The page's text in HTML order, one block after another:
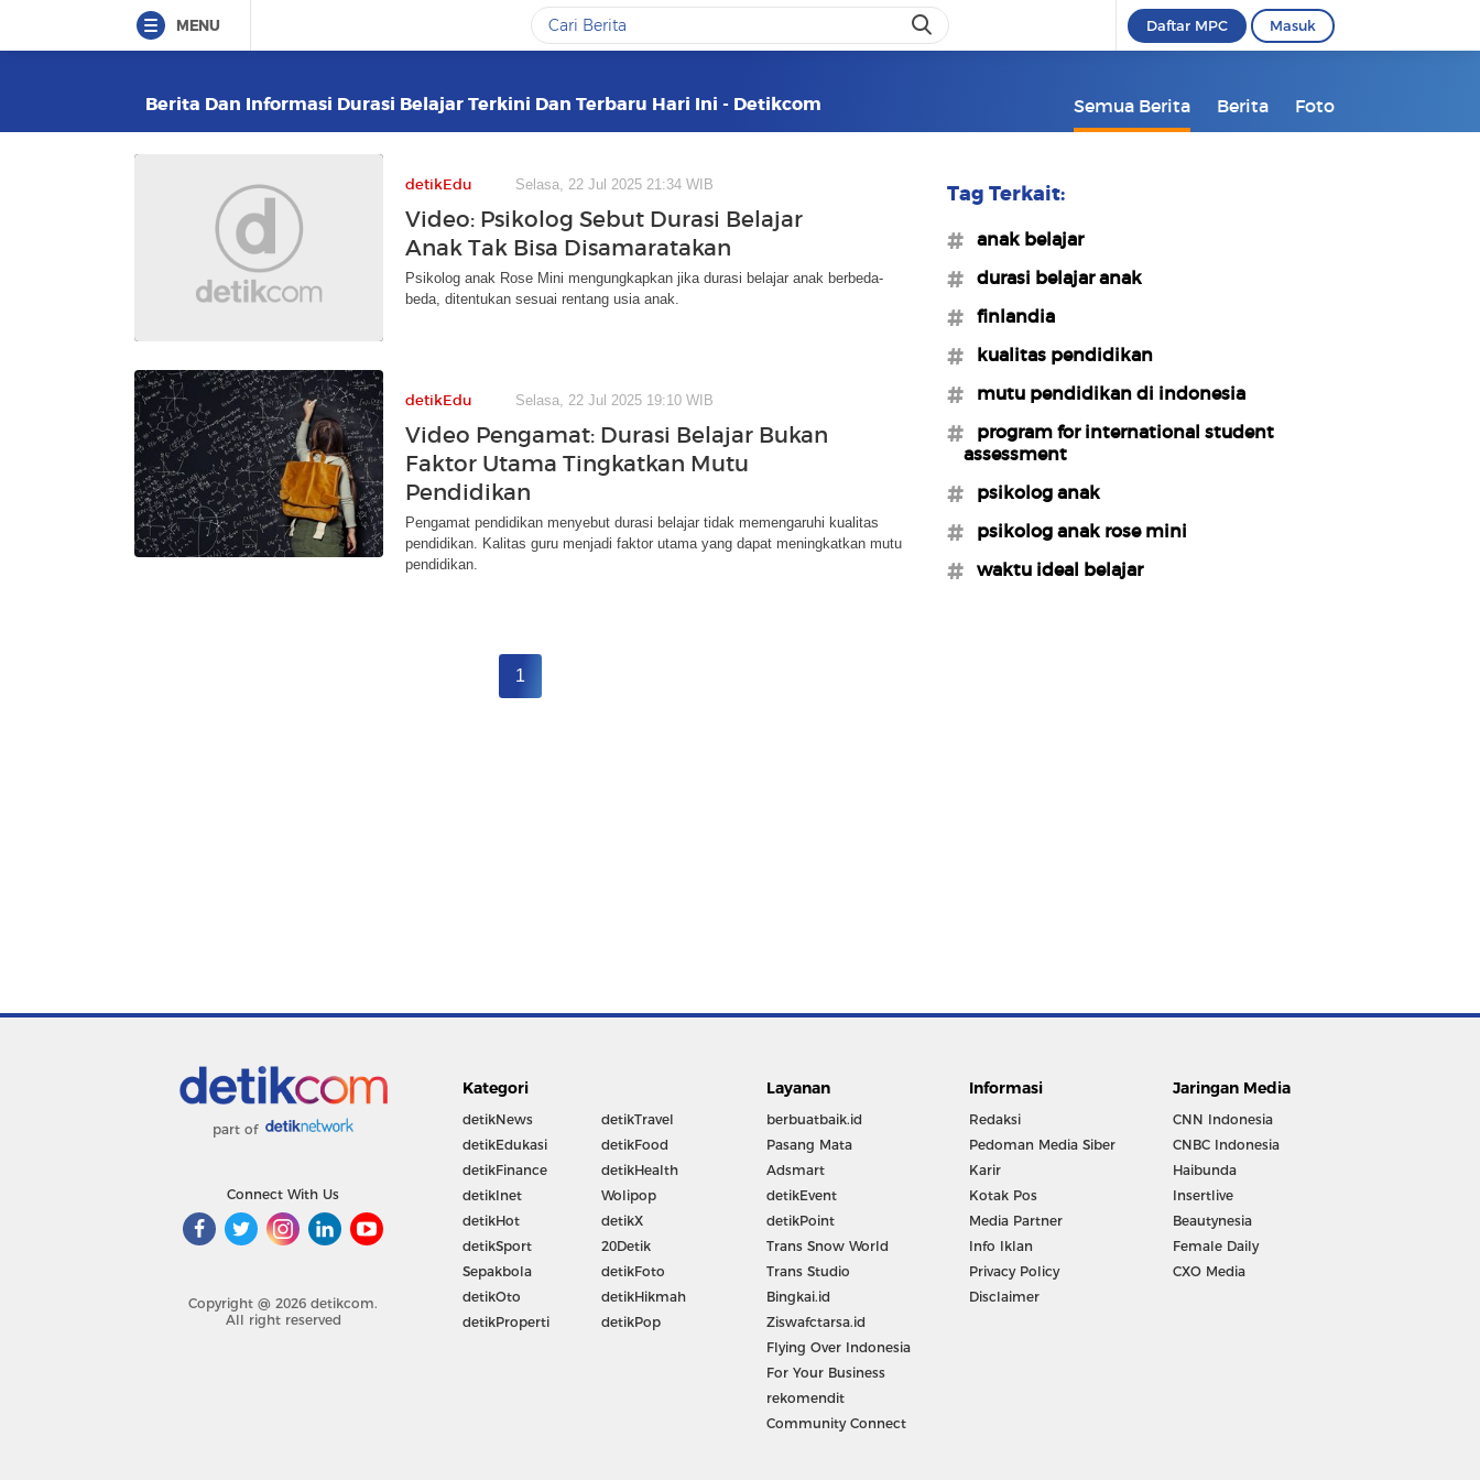
MENU Daftar MPC Masuk
Berita Dan Informasi Durasi Belajar Terkini Dan Terbaru Hari Ini - Detikcom Semua Berita Berita Foto
detikEdu Selasa, 22 Jul 2025 21:34 WIB
Video: Psikolog Sebut Durasi Belajar
Anak Tak Bisa Disamaratakan
Psikolog anak Rose Mini mengungkapkan jika durasi belajar anak berbeda-
beda, ditentukan sesuai rentang usia anak.
detikEdu Selasa, 22 Jul 2025 19:10 WIB
Video Pengamat: Durasi Belajar Bukan
Faktor Utama Tingkatkan Mutu
Pendidikan
Pengamat pendidikan menyebut durasi belajar tidak memengaruhi kualitas
pendidikan. Kalitas guru menjadi faktor utama yang dapat meningkatkan mutu
pendidikan.
1
Tag Terkait:
#anak belajar
#durasi belajar anak
#finlandia
#kualitas pendidikan
#mutu pendidikan di indonesia
#program for international student
assessment
#psikolog anak
#psikolog anak rose mini
#waktu ideal belajar
part of
Connect With Us
Copyright @ 2026 detikcom.
All right reserved
Kategori
detikNews
detikEdukasi
detikFinance
detikInet
detikHot
detikSport
Sepakbola
detikOto
detikProperti
detikTravel
detikFood
detikHealth
Wolipop
detikX
20Detik
detikFoto
detikHikmah
detikPop
Layanan
berbuatbaik.id
Pasang Mata
Adsmart
detikEvent
detikPoint
Trans Snow World
Trans Studio
Bingkai.id
Ziswafctarsa.id
Flying Over Indonesia
For Your Business
rekomendit
Community Connect
Informasi
Redaksi
Pedoman Media Siber
Karir
Kotak Pos
Media Partner
Info Iklan
Privacy Policy
Disclaimer
Jaringan Media
CNN Indonesia
CNBC Indonesia
Haibunda
Insertlive
Beautynesia
Female Daily
CXO Media